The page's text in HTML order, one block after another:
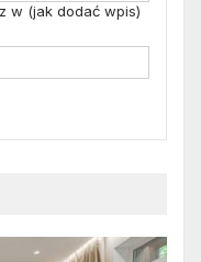
w (jak dodać wpis)